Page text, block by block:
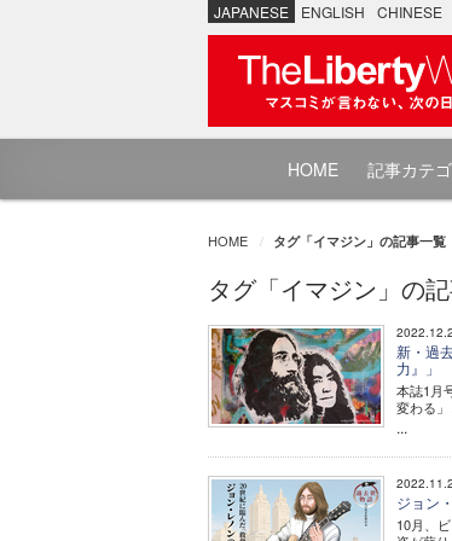
JAPANESE ENGLISH CHINESE
HOME 記事カテ
HOME タグ「イマジン」の記事一覧
タグ「イマジン」の
新・過
力』」
本誌1月
変わる
...
ジョン
10月、